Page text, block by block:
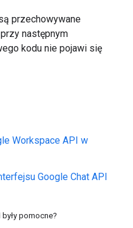
przechowywane
następnym
kodu nie pojawi się
Workspace API w
Google Chat API
pomocne?